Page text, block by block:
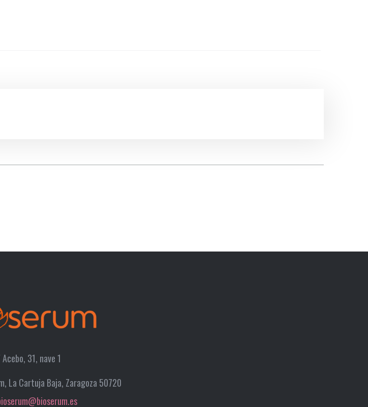
31, nave 1
La Cartuja Baja, Zaragoza 50720